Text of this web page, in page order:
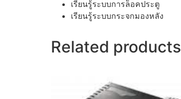
เรียนรู้ระบบการล็อคประตู
เรียนรู้ระบบกระจกมองหลัง
Related products